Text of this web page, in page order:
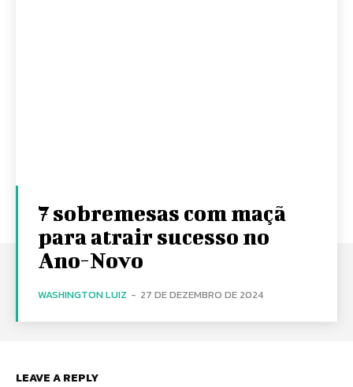
7 sobremesas com maçã
para atrair sucesso no
Ano-Novo
WASHINGTON LUIZ - 27 DE DEZEMBRO DE 2024
LEAVE A REPLY